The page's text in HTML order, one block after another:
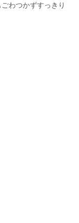
わつかずすっきり